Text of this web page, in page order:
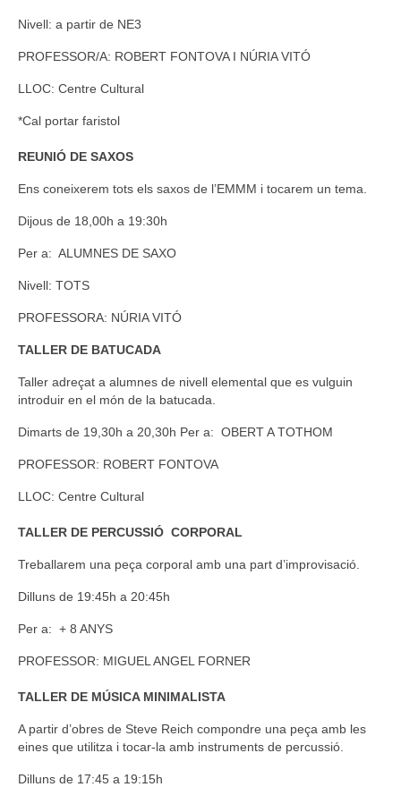
Nivell: a partir de NE3
PROFESSOR/A: ROBERT FONTOVA I NÚRIA VITÓ
LLOC: Centre Cultural
*Cal portar faristol
REUNIÓ DE SAXOS
Ens coneixerem tots els saxos de l’EMMM i tocarem un tema.
Dijous de 18,00h a 19:30h
Per a: ALUMNES DE SAXO
Nivell: TOTS
PROFESSORA: NÚRIA VITÓ
TALLER DE BATUCADA
Taller adreçat a alumnes de nivell elemental que es vulguin
introduir en el món de la batucada.
Dimarts de 19,30h a 20,30h Per a: OBERT A TOTHOM
PROFESSOR: ROBERT FONTOVA
LLOC: Centre Cultural
TALLER DE PERCUSSIÓ CORPORAL
Treballarem una peça corporal amb una part d’improvisació.
Dilluns de 19:45h a 20:45h
Per a: + 8 ANYS
PROFESSOR: MIGUEL ANGEL FORNER
TALLER DE MÚSICA MINIMALISTA
A partir d’obres de Steve Reich compondre una peça amb les
eines que utilitza i tocar-la amb instruments de percussió.
Dilluns de 17:45 a 19:15h